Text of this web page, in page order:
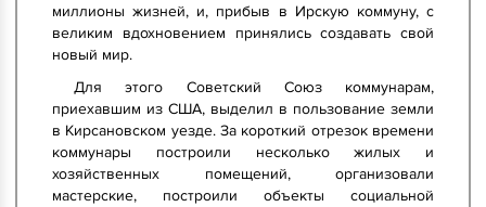
миллионы жизней, и, прибыв в Ирскую коммуну, с
великим вдохновением принялись создавать свой
новый мир.
Для этого Советский Союз коммунарам,
приехавшим из США, выделил в пользование земли
в Кирсановском уезде. За короткий отрезок времени
коммунары построили несколько жилых и
хозяйственных помещений, организовали
мастерские, построили объекты социальной